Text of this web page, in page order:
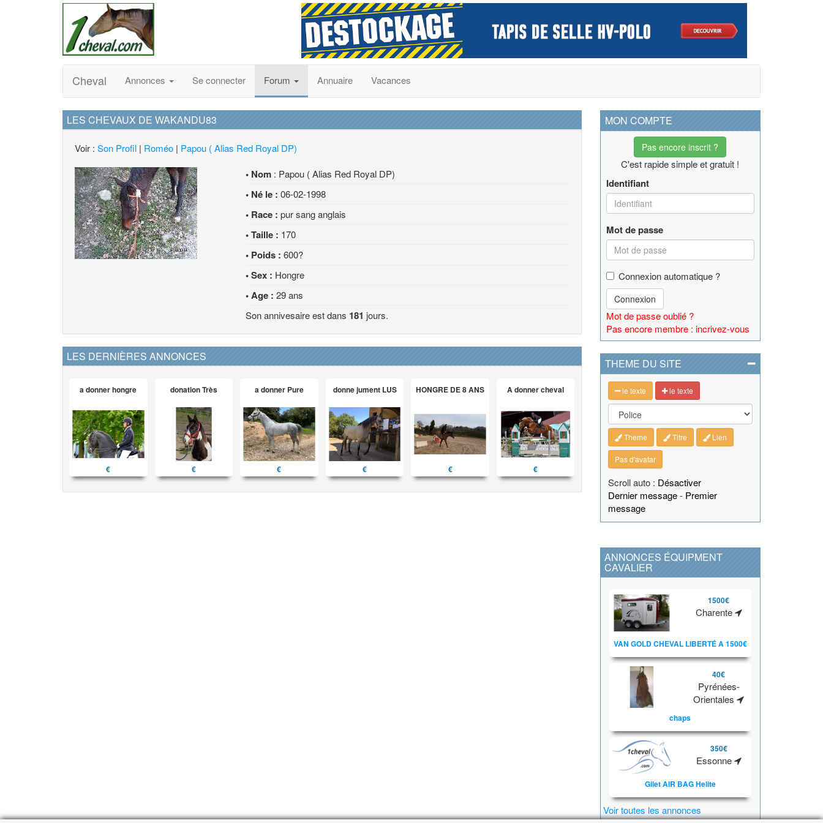
Cheval Annonces Se connecter Forum Annuaire Vacances
LES CHEVAUX DE WAKANDU83
Voir : Son Profil | Roméo | Papou ( Alias Red Royal DP)
• Nom : Papou ( Alias Red Royal DP)
• Né le : 06-02-1998
• Race : pur sang anglais
• Taille : 170
• Poids : 600?
• Sex : Hongre
• Age : 29 ans
Son annivesaire est dans 181 jours.
LES DERNIÈRES ANNONCES
a donner hongre
€
donation Très
€
a donner Pure
€
donne jument LUS
€
HONGRE DE 8 ANS
€
A donner cheval
€
MON COMPTE
Pas encore inscrit ?
C'est rapide simple et gratuit !
Identifiant
Mot de passe
Connexion automatique ?
Connexion
Mot de passe oublié ?
Pas encore membre : incrivez-vous
THEME DU SITE
le texte le texte
Theme Titre Lien
Pas d'avatar
Scroll auto : Désactiver
Dernier message- Premier
message
ANNONCES ÉQUIPMENT
CAVALIER
1500€
Charente
VAN GOLD CHEVAL LIBERTÉ A 1500€
40€
Pyrénées-
Orientales
chaps
350€
Essonne
Gilet AIR BAG Helite
Voir toutes les annonces